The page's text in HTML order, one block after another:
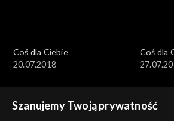
Coś dla Ciebie
20.07.2018
Coś dla
Szanujemy Twoją prywatność